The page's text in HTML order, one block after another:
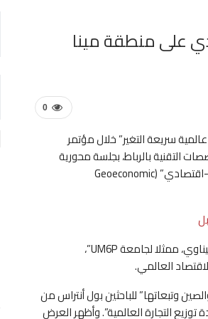
على منطقة مينا
0
سريعة التغير” خلال مؤتمر
التقنية بالرباط، بجلسة محورية
تصدرَّتْ نقاشاتها “التحولاتُ الهيكلية والاقتصادات الرابطة” حول “التفتت/التشرذم الجيو-اقتصادي” (Geoeconomic
الجلسة المعنونة “التفتت الجيو-اقتصادي والتكامل الاقتصادي” أدار أطوارها كريم العيناوي، ممثلا لجامعة UM6P”،
العالمي.
وتبعاتها” للباحثين بول أنتراس من
توزيع التجارة العالمية”. وأظهر العرض